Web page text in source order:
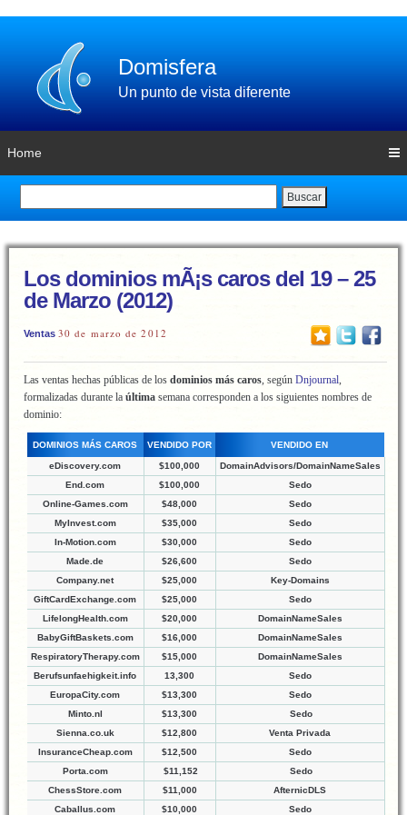
Domisfera
Un punto de vista diferente
Home
Buscar
Los dominios mÃ¡s caros del 19 – 25
de Marzo (2012)
Ventas 30 de marzo de 2012
Las ventas hechas públicas de los dominios más caros, según Dnjournal,
formalizadas durante la última semana corresponden a los siguientes nombres de
dominio:
DOMINIOS MÁS CAROS VENDIDO POR VENDIDO EN
eDiscovery.com $100,000
DomainAdvisors/DomainNameSales
End.com
$100,000
Sedo
Online-Games.com
$48,000
Sedo
MyInvest.com
$35,000
Sedo
In-Motion.com
$30,000
Sedo
Made.de
$26,600
Sedo
Company.net
$25,000
Key-Domains
GiftCardExchange.com
$25,000
Sedo
LifelongHealth.com
$20,000
DomainNameSales
BabyGiftBaskets.com
$16,000
DomainNameSales
RespiratoryTherapy.com
$15,000
DomainNameSales
Berufsunfaehigkeit.info
13,300
Sedo
EuropaCity.com
$13,300
Sedo
Minto.nl
$13,300
Sedo
Sienna.co.uk
$12,800
Venta Privada
InsuranceCheap.com
$12,500
Sedo
Porta.com
$11,152
Sedo
ChessStore.com
$11,000
AfternicDLS
Caballus.com
$10,000
Sedo